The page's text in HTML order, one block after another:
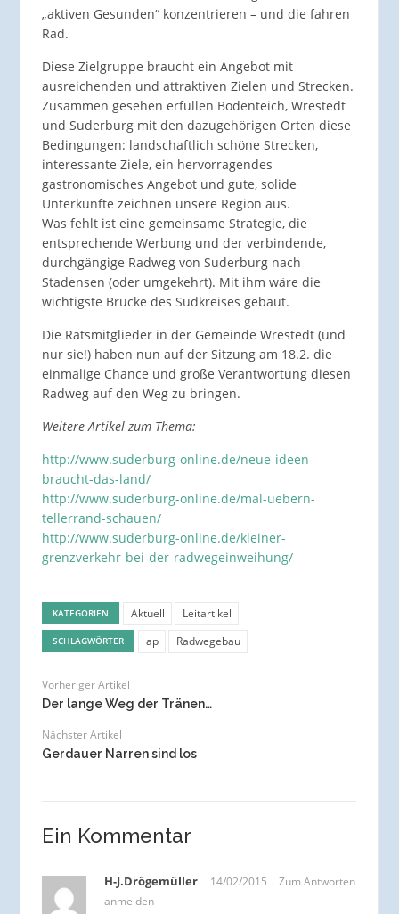
„aktiven Gesunden“ konzentrieren – und die fahren
Rad.
Diese Zielgruppe braucht ein Angebot mit
ausreichenden und attraktiven Zielen und Strecken.
Zusammen gesehen erfüllen Bodenteich, Wrestedt
und Suderburg mit den dazugehörigen Orten diese
Bedingungen: landschaftlich schöne Strecken,
interessante Ziele, ein hervorragendes
gastronomisches Angebot und gute, solide
Unterkünfte zeichnen unsere Region aus.
Was fehlt ist eine gemeinsame Strategie, die
entsprechende Werbung und der verbindende,
durchgängige Radweg von Suderburg nach
Stadensen (oder umgekehrt). Mit ihm wäre die
wichtigste Brücke des Südkreises gebaut.
Die Ratsmitglieder in der Gemeinde Wrestedt (und
nur sie!) haben nun auf der Sitzung am 18.2. die
einmalige Chance und große Verantwortung diesen
Radweg auf den Weg zu bringen.
Weitere Artikel zum Thema:
http://www.suderburg-online.de/neue-ideen-
braucht-das-land/
http://www.suderburg-online.de/mal-uebern-
tellerrand-schauen/
http://www.suderburg-online.de/kleiner-
grenzverkehr-bei-der-radwegeinweihung/
KATEGORIEN Aktuell Leitartikel
SCHLAGWÖRTER ap Radwegebau
Vorheriger Artikel
Der lange Weg der Tränen…
Nächster Artikel
Gerdauer Narren sind los
Ein Kommentar
H-J.Drögemüller 14/02/2015
Zum Antworten
anmelden